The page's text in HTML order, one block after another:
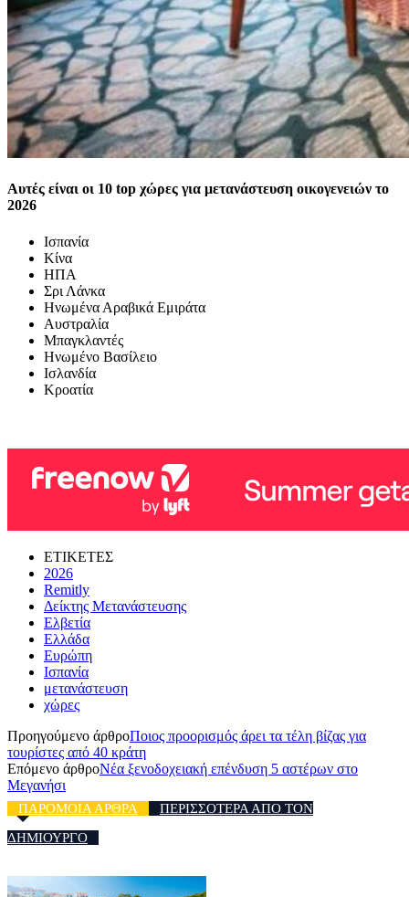
Αυτές είναι οι 10 top χώρες για μετανάστευση οικογενειών το
2026
Ισπανία
Κίνα
ΗΠΑ
Σρι Λάνκα
Ηνωμένα Αραβικά Εμιράτα
Αυστραλία
Μπαγκλαντές
Ηνωμένο Βασίλειο
Ισλανδία
Κροατία
ΕΤΙΚΕΤΕΣ
2026
Remitly
Δείκτης Μετανάστευσης
Ελβετία
Ελλάδα
Ευρώπη
Ισπανία
μετανάστευση
χώρες
Προηγούμενο άρθροΠοιος προορισμός άρει τα τέλη βίζας για
τουρίστες από 40 κράτη
Επόμενο άρθροΝέα ξενοδοχειακή επένδυση 5 αστέρων στο
Μεγανήσι
ΠΑΡΟΜΟΙΑ ΑΡΘΡΑ
ΠΕΡΙΣΣΟΤΕΡΑ ΑΠΟ ΤΟΝ
ΔΗΜΙΟΥΡΓΟ